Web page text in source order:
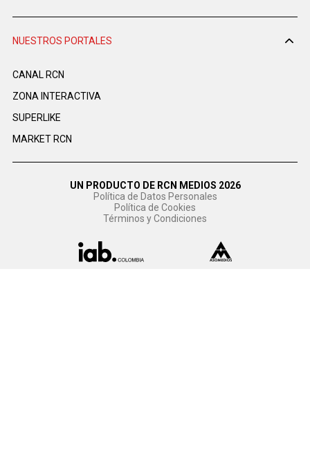
NUESTROS PORTALES
CANAL RCN
ZONA INTERACTIVA
SUPERLIKE
MARKET RCN
UN PRODUCTO DE RCN MEDIOS 2026
Política de Datos Personales
Política de Cookies
Términos y Condiciones